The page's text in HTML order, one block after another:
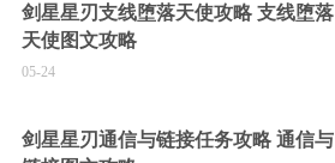
剑星星刃支线堕落天使攻略 支线堕落
天使图文攻略
05-24
剑星星刃通信与链接任务攻略 通信与